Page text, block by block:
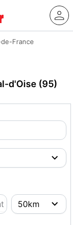
France
d'Oise (95)